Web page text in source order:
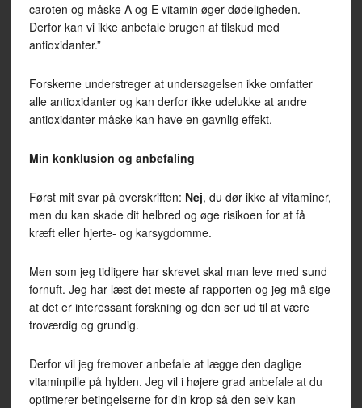
caroten og måske A og E vitamin øger dødeligheden.
Derfor kan vi ikke anbefale brugen af tilskud med
antioxidanter.”
Forskerne understreger at undersøgelsen ikke omfatter
alle antioxidanter og kan derfor ikke udelukke at andre
antioxidanter måske kan have en gavnlig effekt.
Min konklusion og anbefaling
Først mit svar på overskriften: Nej, du dør ikke af vitaminer,
men du kan skade dit helbred og øge risikoen for at få
kræft eller hjerte- og karsygdomme.
Men som jeg tidligere har skrevet skal man leve med sund
fornuft. Jeg har læst det meste af rapporten og jeg må sige
at det er interessant forskning og den ser ud til at være
troværdig og grundig.
Derfor vil jeg fremover anbefale at lægge den daglige
vitaminpille på hylden. Jeg vil i højere grad anbefale at du
optimerer betingelserne for din krop så den selv kan